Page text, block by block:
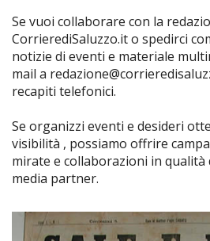
Se vuoi collaborare con la
CorrierediSaluzzo.it o spedirci
notizie di eventi e materiale
mail a
recapiti telefonici.
Se organizzi eventi e desideri
visibilità , possiamo offrire
mirate e collaborazioni in qualità
media partner.